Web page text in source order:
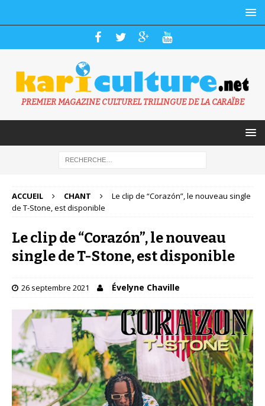
PREMIER MAGAZINE CULTUREL TRILINGUE DE LA CARAÏBE
ACCUEIL CHANT
Le clip de “Corazón”, le nouveau single
de T-Stone, est disponible
Le clip de “Corazón”, le nouveau
single de T-Stone, est disponible
26 septembre 2021 Évelyne Chaville